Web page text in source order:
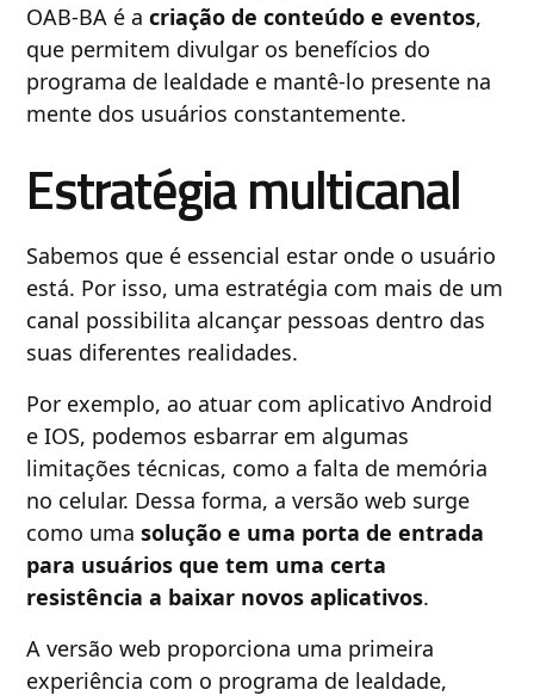
OAB-BA é acriação de conteúdo e eventos,
que permitem divulgar os benefícios do
programa de lealdade e mantê-lo presente na
mente dos usuários constantemente.
Estratégia multicanal
Sabemos que é essencial estar onde o usuário
está. Por isso, uma estratégia com mais de um
canal possibilita alcançar pessoas dentro das
suas diferentes realidades.
Por exemplo, ao atuar com aplicativo Android
e IOS, podemos esbarrar em algumas
limitações técnicas, como a falta de memória
no celular. Dessa forma, a versão web surge
como umasolução e uma porta de entrada
para usuários que tem uma certa
resistência a baixar novos aplicativos.
A versão web proporciona uma primeira
experiência com o programa de lealdade,